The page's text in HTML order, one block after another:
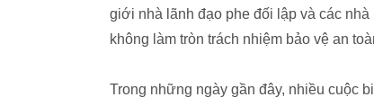
giới nhà lãnh đạo phe đối lập và các
không làm tròn trách nhiệm bảo vệ an
Trong những ngày gần đây, nhiều cuộc